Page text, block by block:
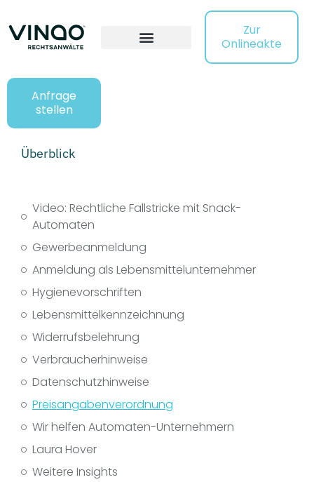
Zur
Onlineakte
Anfrage
stellen
Überblick
Video: Rechtliche Fallstricke mit Snack-
Automaten
Gewerbeanmeldung
Anmeldung als Lebensmittelunternehmer
Hygienevorschriften
Lebensmittelkennzeichnung
Widerrufsbelehrung
Verbraucherhinweise
Datenschutzhinweise
Preisangabenverordnung
Wir helfen Automaten-Unternehmern
Laura Hover
Weitere Insights